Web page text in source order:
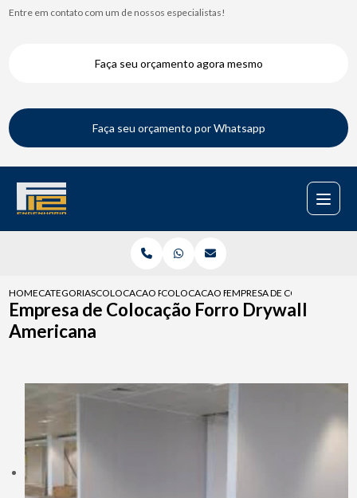
Entre em contato com um de nossos especialistas!
Faça seu orçamento agora mesmo
Faça seu orçamento por Whatsapp
HOMECATEGORIASCOLOCACAO PARA DRYWALLCOLOCACAO FORRO DRYWALL
EMPRESA DE COLOCACAO
Empresa de Colocação Forro Drywall
Americana